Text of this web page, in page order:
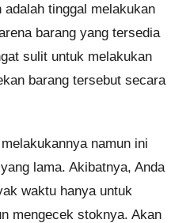
tinggal melakukan
barang yang tersedia
sulit untuk melakukan
barang tersebut secara
namun ini
lama. Akibatnya, Anda
waktu hanya untuk
mengecek stoknya. Akan